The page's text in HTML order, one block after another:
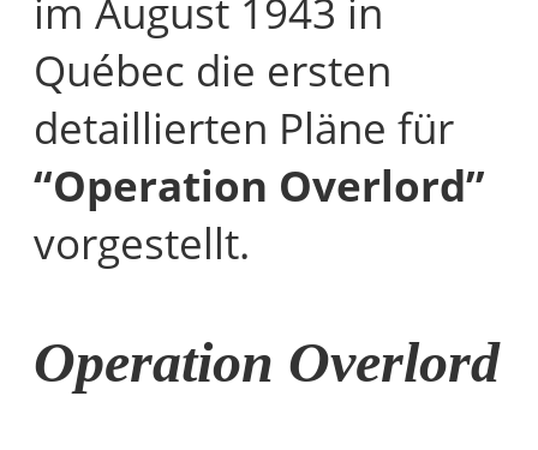
im August 1943 in
Québec die ersten
detaillierten Pläne für
“Operation Overlord”
vorgestellt.
Operation Overlord